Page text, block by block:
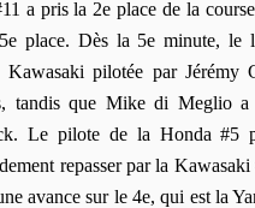
a pris la 2e place de la
place. Dès la 5e minute, le
Kawasaki pilotée par Jérémy
tandis que Mike di Meglio
Le pilote de la Honda #5
repasser par la
avance sur le 4e, qui est la